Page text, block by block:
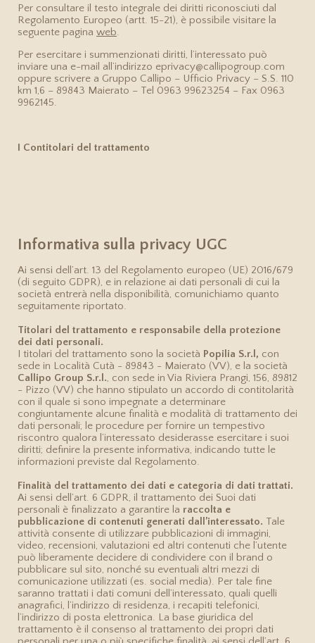
Per consultare il testo integrale dei diritti riconosciuti dal
Regolamento Europeo (artt. 15-21), è possibile visitare la
seguente pagina web.
Per esercitare i summenzionati diritti, l’interessato può
inviare una e-mail all’indirizzo eprivacy@callipogroup.com
oppure scrivere a Gruppo Callipo – Ufficio Privacy – S.S. 110
km 1,6 – 89843 Maierato – Tel 0963 99623254 – Fax 0963
9962145.
I Contitolari del trattamento
Informativa sulla privacy UGC
Ai sensi dell’art. 13 del Regolamento europeo (UE) 2016/679
(di seguito GDPR), e in relazione ai dati personali di cui la
società entrerà nella disponibilità, comunichiamo quanto
seguitamente riportato.
Titolari del trattamento e responsabile della protezione
dei dati personali.
I titolari del trattamento sono la società Popilia S.r.l, con
sede in Località Cutà - 89843 - Maierato (VV), e la società
Callipo Group S.r.l., con sede in Via Riviera Prangi, 156, 89812
- Pizzo (VV) che hanno stipulato un accordo di contitolarità
con il quale si sono impegnate a determinare
congiuntamente alcune finalità e modalità di trattamento dei
dati personali; le procedure per fornire un tempestivo
riscontro qualora l’interessato desiderasse esercitare i suoi
diritti; definire la presente informativa, indicando tutte le
informazioni previste dal Regolamento.
Finalità del trattamento dei dati e categoria di dati trattati.
Ai sensi dell’art. 6 GDPR, il trattamento dei Suoi dati
personali è finalizzato a garantire la raccolta e
pubblicazione di contenuti generati dall’interessato. Tale
attività consente di utilizzare pubblicazioni di immagini,
video, recensioni, valutazioni ed altri contenuti che l’utente
può liberamente decidere di condividere con il brand o
pubblicare sul sito, nonché su eventuali altri mezzi di
comunicazione utilizzati (es. social media). Per tale fine
saranno trattati i dati comuni dell’interessato, quali quelli
anagrafici, l’indirizzo di residenza, i recapiti telefonici,
l’indirizzo di posta elettronica. La base giuridica del
trattamento è il consenso al trattamento dei propri dati